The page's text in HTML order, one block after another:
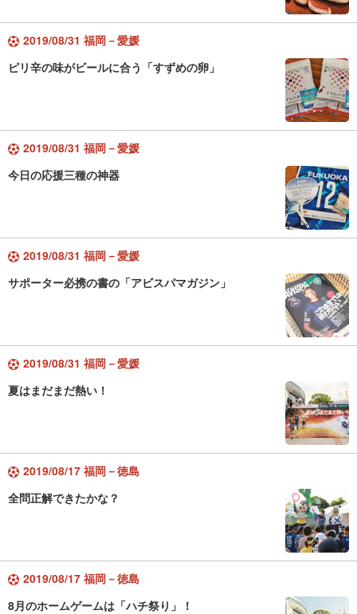
2019/08/31 福岡－愛媛
ピリ辛の味がビールに合う「すずめの卵」
2019/08/31 福岡－愛媛
今日の応援三種の神器
2019/08/31 福岡－愛媛
サポーター必携の書の「アビスパマガジン」
2019/08/31 福岡－愛媛
夏はまだまだ熱い！
2019/08/17 福岡－徳島
全問正解できたかな？
2019/08/17 福岡－徳島
8月のホームゲームは「ハチ祭り」！